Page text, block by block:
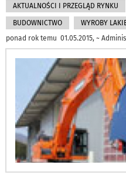
AKTUALNOŚCI I PRZEGLĄD RYNKU
BUDOWNICTWO WYROBY
ponad rok temu 01.05.2015, ~